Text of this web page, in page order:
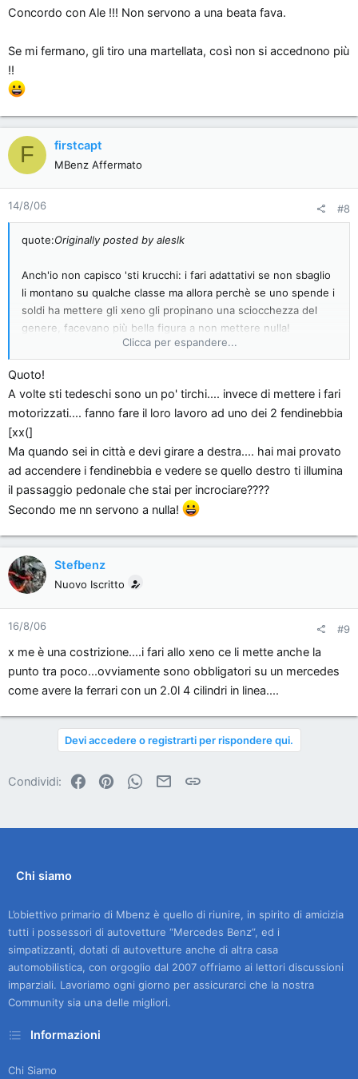
Concordo con Ale !!! Non servono a una beata fava.
Se mi fermano, gli tiro una martellata, così non si accednono più
!!
F firstcapt
MBenz Affermato
14/8/06 #8
quote:Originally posted by aleslk
Anch'io non capisco 'sti krucchi: i fari adattativi se non sbaglio
li montano su qualche classe ma allora perchè se uno spende i
soldi ha mettere gli xeno gli propinano una sciocchezza del
genere, facevano più bella figura a non mettere nulla!
Inoltre è una funzione che non si può neanche disabilitare per
cui sti fendi che si accendoono e spengono si fulmineranno
più velocemente, senza contare che un mio amico è stato
fermato dalle forze dell'ordine che volevano multarlo e c'è
voluta la mano di Dio ha spiegare tutto! [}
][} ][} ]
Clicca per espandere...
Quoto!
A volte sti tedeschi sono un po' tirchi.... invece di mettere i fari
motorizzati.... fanno fare il loro lavoro ad uno dei 2 fendinebbia
[xx(]
Ma quando sei in città e devi girare a destra.... hai mai provato
ad accendere i fendinebbia e vedere se quello destro ti illumina
il passaggio pedonale che stai per incrociare????
Secondo me nn servono a nulla!
Stefbenz
Nuovo Iscritto
16/8/06 #9
x me è una costrizione....i fari allo xeno ce li mette anche la
punto tra poco...ovviamente sono obbligatori su un mercedes
come avere la ferrari con un 2.0l 4 cilindri in linea....
Devi accedere o registrarti per rispondere qui.
Condividi: FacebookPinterestWhatsApp
Email
Chi siamo
L’obiettivo primario di Mbenz è quello di riunire, in spirito di amicizia
tutti i possessori di autovetture “Mercedes Benz”, ed i
simpatizzanti, dotati di autovetture anche di altra casa
automobilistica, con orgoglio dal 2007 offriamo ai lettori discussioni
imparziali. Lavoriamo ogni giorno per assicurarci che la nostra
Community sia una delle migliori.
Informazioni
Chi Siamo